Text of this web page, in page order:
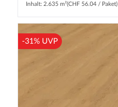
Inhalt: 2.635 m²(CHF 56.04 / Paket)
-31% UVP